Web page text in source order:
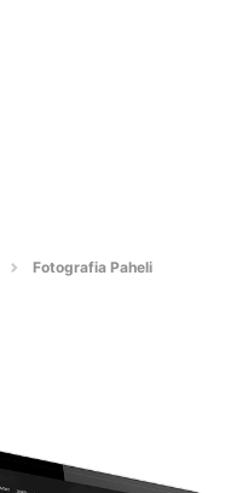
Fotografia Paheli